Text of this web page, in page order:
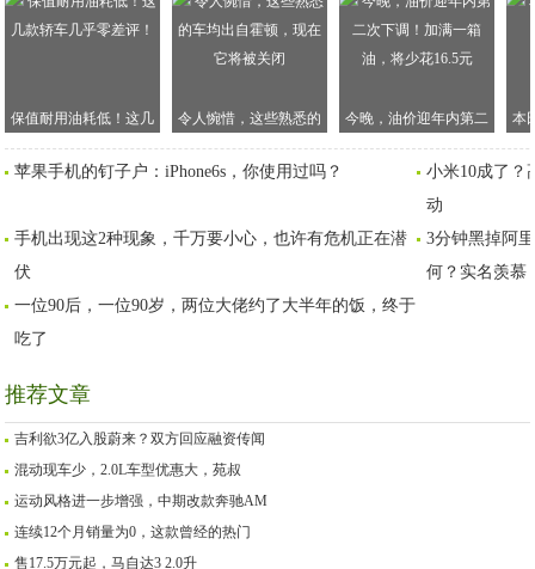
保值耐用油耗低！这几
款轿车几乎零差评！
令人惋惜，这些熟悉的
车均出自霍顿，现在它
将被关闭
今晚，油价迎年内第二
次下调！加满一箱油，
将少花16.5元
本
苹果手机的钉子户：iPhone6s，你使用过吗？
小米10成了？
动
手机出现这2种现象，千万要小心，也许有危机正在潜
伏
3分钟黑掉阿
何？实名羡慕
一位90后，一位90岁，两位大佬约了大半年的饭，终于
吃了
推荐文章
吉利欲3亿入股蔚来？双方回应融资传闻
混动现车少，2.0L车型优惠大，苑叔
运动风格进一步增强，中期改款奔驰AM
连续12个月销量为0，这款曾经的热门
售17.5万元起，马自达3 2.0升